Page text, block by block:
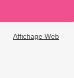
Affichage Web